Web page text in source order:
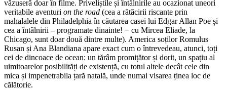
văzuseră doar în filme. Priveliștile și întâlnirile au ocazionat uneori
veritabile aventuri on the road (cea a rătăcirii riscante prin
mahalalele din Philadelphia în căutarea casei lui Edgar Allan Poe și
cea a întâlnirii – programate dinainte! − cu Mircea Eliade, la
Chicago, sunt doar două dintre multe). America soților Romulus
Rusan și Ana Blandiana apare exact cum o întrevedeau, atunci, toți
cei de dincoace de ocean: un tărâm promițător și dorit, un spațiu al
uimitoarelor posibilități de existență, cu totul altele decât cele din
mica și impenetrabila țară natală, unde numai visarea ținea loc de
călătorie.